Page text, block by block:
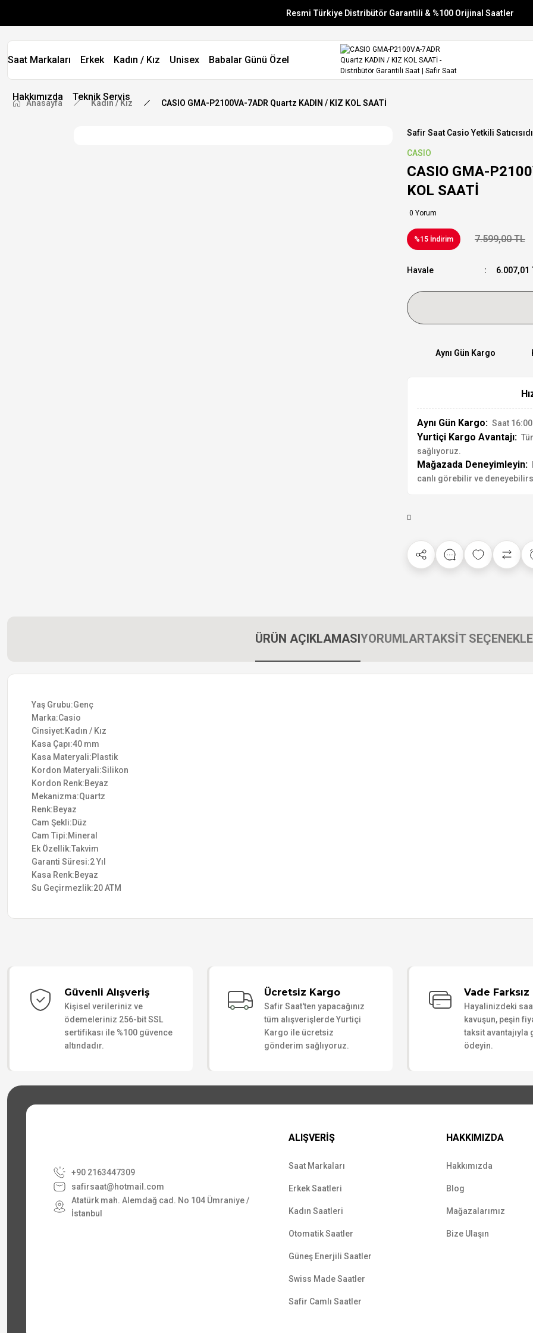
Resmi Türkiye Distribütör Garantili & %100 Orijinal Saatler
Vade Farksız 6 Taksit
Aynı Gün Stoktan Gönderim
Saat Markaları Erkek Kadın / Kız Unisex Babalar Günü Özel
Hakkımızda Teknik Servis
Anasayfa Kadın / Kız CASIO GMA-P2100VA-7ADR Quartz KADIN / KIZ KOL SAATİ
Safir Saat Casio Yetkili
CASIO
CASIO GMA-
KOL SAATİ
0 Yorum
%15 İndirim 7.599,00 TL
Havale 6.007,01
Aynı Gün Kargo
Aynı Gün Kargo: Saat
Yurtiçi Kargo Avantajı:
sağlıyoruz.
Mağazada Deneyimleyin:
canlı görebilir ve
ÜRÜN AÇIKLAMASIYORUMLARTAKSİT
Yaş Grubu:Genç
Marka:Casio
Cinsiyet:Kadın / Kız
Kasa Çapı:40 mm
Kasa Materyali:Plastik
Kordon Materyali:Silikon
Kordon Renk:Beyaz
Mekanizma:Quartz
Renk:Beyaz
Cam Şekli:Düz
Cam Tipi:Mineral
Ek Özellik:Takvim
Garanti Süresi:2 Yıl
Kasa Renk:Beyaz
Su Geçirmezlik:20 ATM
Güvenli Alışveriş
Kişisel verileriniz ve
ödemeleriniz 256-bit SSL
sertifikası ile %100 güvence
altındadır.
Ücretsiz Kargo
Safir Saat'ten yapacağınız
tüm alışverişlerde Yurtiçi
Kargo ile ücretsiz
gönderim sağlıyoruz.
Vade
Hayalinizdeki
kavuşun, peşin
taksit avantajıyla
ödeyin.
+90 2163447309
safirsaat@hotmail.com
Atatürk mah. Alemdağ cad. No 104 Ümraniye /
İstanbul
ALIŞVERİŞ
Saat Markaları
Erkek Saatleri
Kadın Saatleri
Otomatik Saatler
Güneş Enerjili Saatler
Swiss Made Saatler
Safir Camlı Saatler
HAKKIMIZDA
Hakkımızda
Blog
Mağazalarımız
Bize Ulaşın